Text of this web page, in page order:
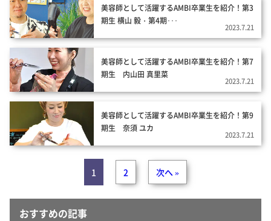
美容師として活躍するAMBI卒業生を紹介！第3
期生 横山 毅・第4期･･･
2023.7.21
美容師として活躍するAMBI卒業生を紹介！第7
期生 内山田 真里菜
2023.7.21
美容師として活躍するAMBI卒業生を紹介！第9
期生 奈須 ユカ
2023.7.21
1 2 次へ »
おすすめの記事